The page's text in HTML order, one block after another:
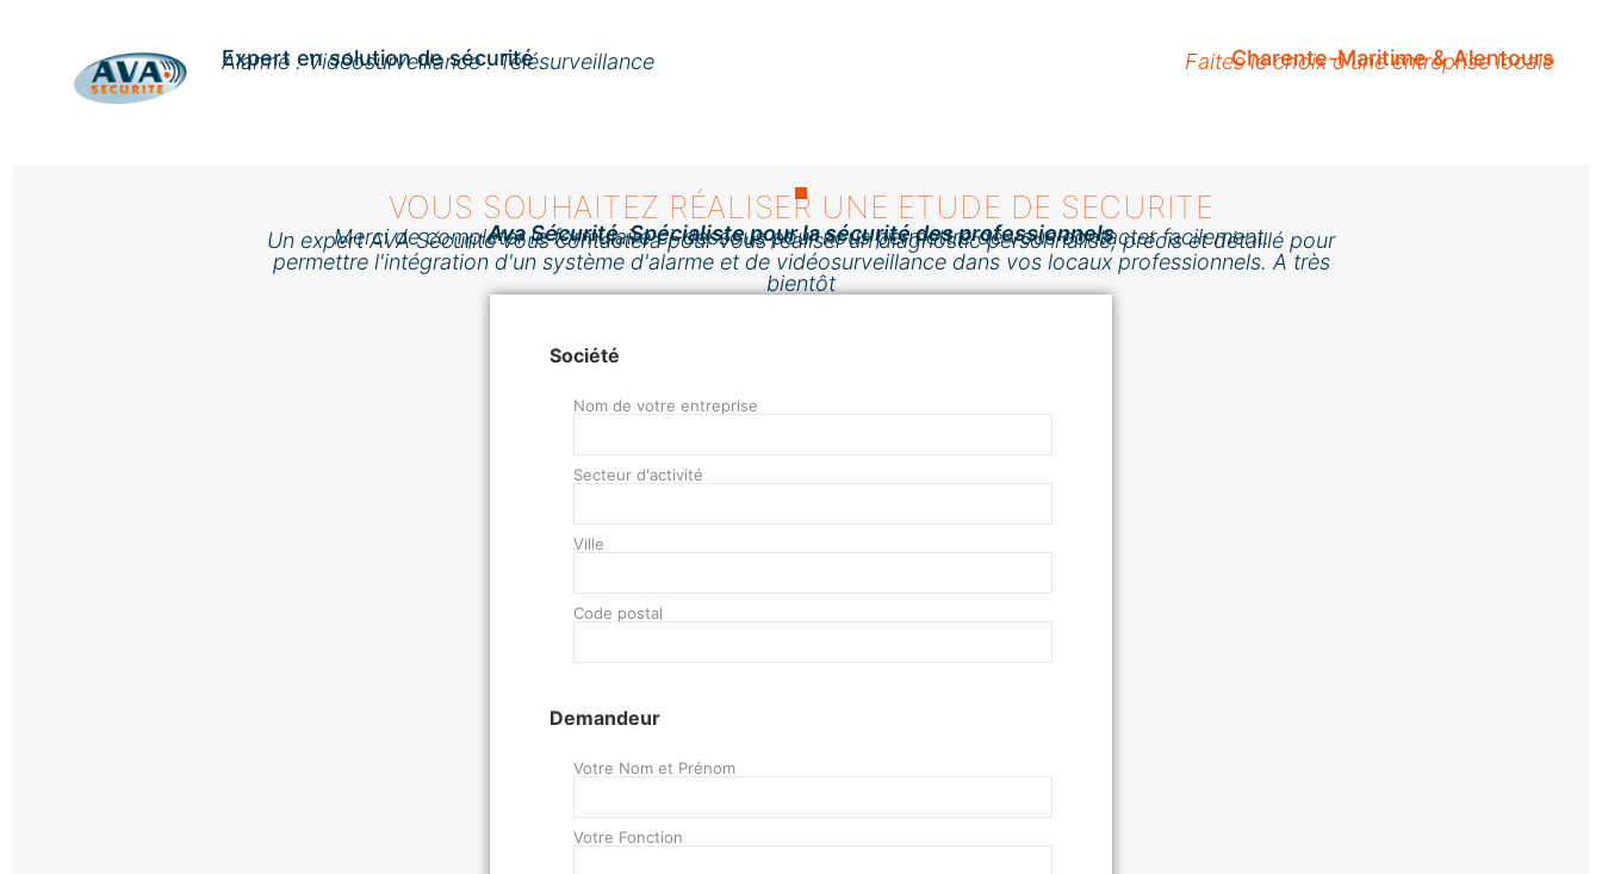
Expert en solution de sécurité
Alarme . Vidéosurveillance . Télésurveillance Charente-Maritime & Alentours
Faites le choix d'une entreprise locale
VOUS SOUHAITEZ RÉALISER UNE ETUDE DE SECURITE
Ava Sécurité, Spécialiste pour la sécurité des professionnels
Merci de compléter le formulaire ci-dessous pour nous permettre de vous contacter facilement.
Un expert AVA Sécurité vous contactera pour vous réaliser un diagnostic personnalisé, précis et détaillé pour
permettre l'intégration d'un système d'alarme et de vidéosurveillance dans vos locaux professionnels. A très
bientôt
Société
Nom de votre entreprise
Secteur d'activité
Ville
Code postal
Demandeur
Votre Nom et Prénom
Votre Fonction